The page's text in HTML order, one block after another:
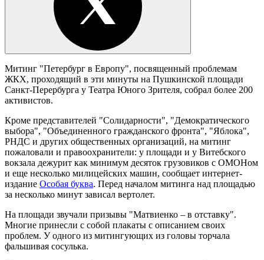
Митинг "Петербург в Европу", посвященный проблемам
ЖКХ, проходящий в эти минуты на Пушкинской площади
Санкт-Перербурга у Театра Юного Зрителя, собрал более 200
активистов.
Кроме представителей "Солидарности", "Демократического
выбора", "Объединенного гражданского фронта", "Яблока",
РНДС и других общественных организаций, на митинг
пожаловали и правоохранители: у площади и у Витебского
вокзала дежурит как минимум десяток грузовиков с ОМОНом
и еще несколько милицейских машин, сообщает интернет-
издание Особая буква. Перед началом митинга над площадью
за несколько минут зависал вертолет.
На площади звучали призывы "Матвиенко – в отставку".
Многие принесли с собой плакаты с описанием своих
проблем. У одного из митингующих из головы торчала
фальшивая сосулька.